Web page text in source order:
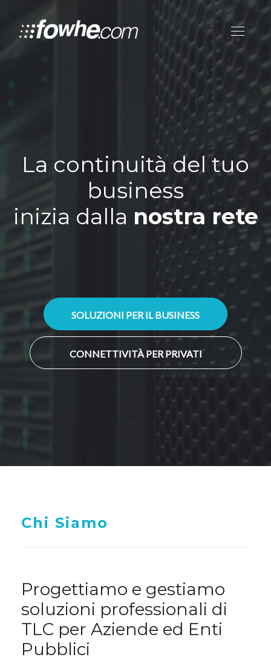
La continuità del tuo
business
inizia dalla nostra rete
SOLUZIONI PER IL BUSINESS
CONNETTIVITÀ PER PRIVATI
Chi Siamo
Progettiamo e gestiamo
soluzioni professionali di
TLC per Aziende ed Enti
Pubblici